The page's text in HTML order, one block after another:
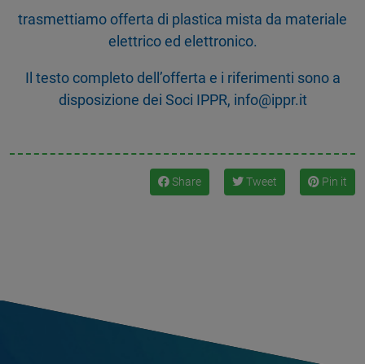
trasmettiamo offerta di plastica mista da materiale
elettrico ed elettronico.
Il testo completo dell’offerta e i riferimenti sono a
disposizione dei Soci IPPR, info@ippr.it
Share Tweet Pin it